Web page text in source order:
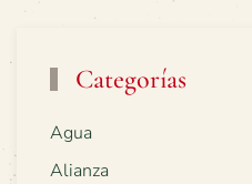
Categorías
Agua
Alianza